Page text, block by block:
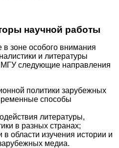
научной работы
зоне особого внимания
и литературы
МГУ следующие направления
политики зарубежных
способы
литературы,
в разных странах;
в области изучения истории и
медиа.